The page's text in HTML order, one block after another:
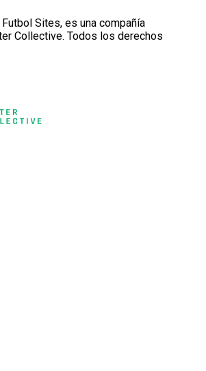
Sites, es una compañía
Collective. Todos los derechos